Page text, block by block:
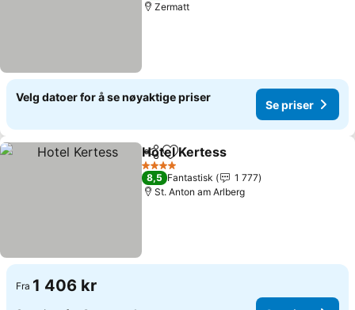
Zermatt
Velg datoer for å se nøyaktige priser
Se priser
Del Legg til i favoritter
Hotel Kertess
4 Stjerner
8,5 Fantastisk
1 777
St. Anton am Arlberg
Fra 1 406 kr